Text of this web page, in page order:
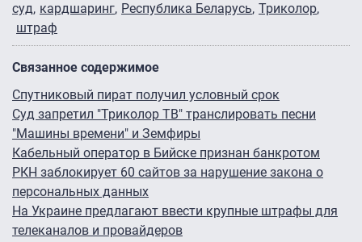
суд кардшаринг Республика Беларусь Триколор
штраф
Связанное содержимое
Спутниковый пират получил условный срок
Суд запретил "Триколор ТВ" транслировать песни
"Машины времени" и Земфиры
Кабельный оператор в Бийске признан банкротом
РКН заблокирует 60 сайтов за нарушение закона о
персональных данных
На Украине предлагают ввести крупные штрафы для
телеканалов и провайдеров